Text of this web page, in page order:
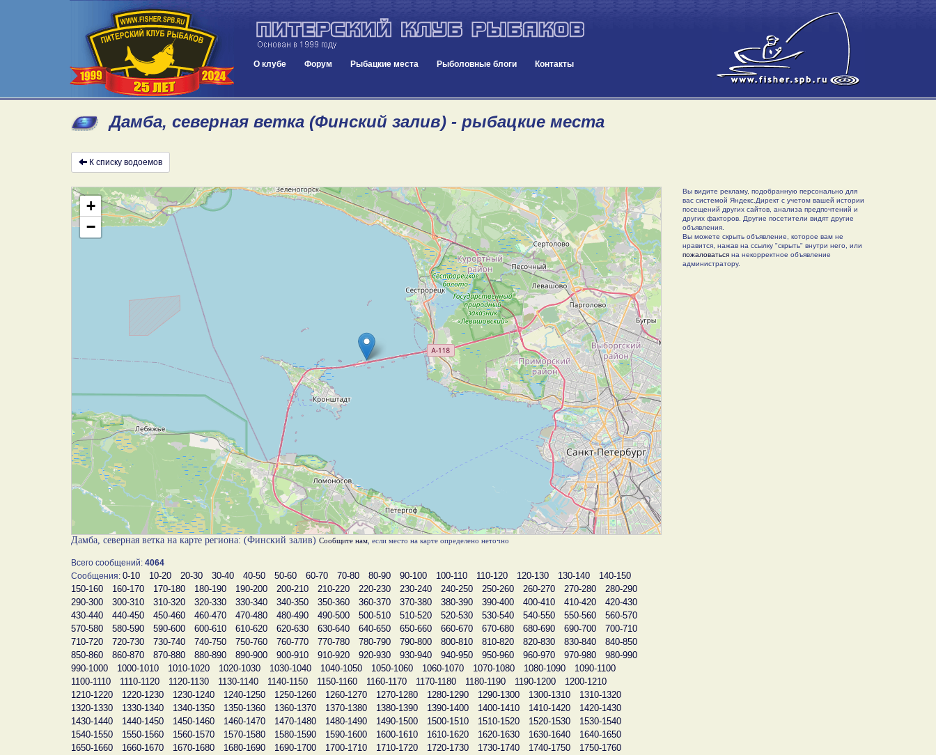
О клубе Форум Рыбацкие места Рыболовные блоги Контакты
Дамба, северная ветка (Финский залив) - рыбацкие места
К списку водоемов
+
−
Дамба, северная ветка на карте региона: (Финский залив) Сообщите нам , если место на карте определено неточно
Всего сообщений: 4064
Сообщения: 0-10 10-20 20-30 30-40 40-50 50-60 60-70 70-80 80-90 90-100 100-110 110-120 120-130 130-140
140-150
150-160
160-170 170-180 180-190 190-200 200-210 210-220 220-230 230-240 240-250 250-260 260-270 270-280
280-290
290-300
300-310 310-320 320-330 330-340 340-350 350-360 360-370 370-380 380-390 390-400 400-410 410-420
420-430
430-440
440-450 450-460 460-470 470-480 480-490 490-500 500-510 510-520 520-530 530-540 540-550 550-560
560-570
570-580
580-590 590-600 600-610 610-620 620-630 630-640 640-650 650-660 660-670 670-680 680-690 690-700
700-710
710-720
720-730 730-740 740-750 750-760 760-770 770-780 780-790 790-800 800-810 810-820 820-830 830-840
840-850
850-860
860-870 870-880 880-890 890-900 900-910 910-920 920-930 930-940 940-950 950-960 960-970 970-980
980-990
990-1000
1000-1010 1010-1020 1020-1030 1030-1040 1040-1050 1050-1060 1060-1070 1070-1080 1080-1090
1090-1100
1100-1110
1110-1120 1120-1130 1130-1140 1140-1150 1150-1160 1160-1170 1170-1180 1180-1190 1190-1200
1200-1210
1210-1220
1220-1230 1230-1240 1240-1250 1250-1260 1260-1270 1270-1280 1280-1290 1290-1300 1300-1310
1310-1320
1320-1330
1330-1340 1340-1350 1350-1360 1360-1370 1370-1380 1380-1390 1390-1400 1400-1410 1410-1420
1420-1430
1430-1440
1440-1450 1450-1460 1460-1470 1470-1480 1480-1490 1490-1500 1500-1510 1510-1520 1520-1530
1530-1540
1540-1550
1550-1560 1560-1570 1570-1580 1580-1590 1590-1600 1600-1610 1610-1620 1620-1630 1630-1640
1640-1650
1650-1660
1660-1670 1670-1680 1680-1690 1690-1700 1700-1710 1710-1720 1720-1730 1730-1740 1740-1750
1750-1760
Вы видите рекламу, подобранную персонально для
вас системой Яндекс.Директ с учетом вашей истории
посещений других сайтов, анализа предпочтений и
других факторов. Другие посетители видят другие
объявления.
Вы можете скрыть объявление, которое вам не
нравится, нажав на ссылку "скрыть" внутри него, или
пожаловатьсяна некорректное объявление
администратору.